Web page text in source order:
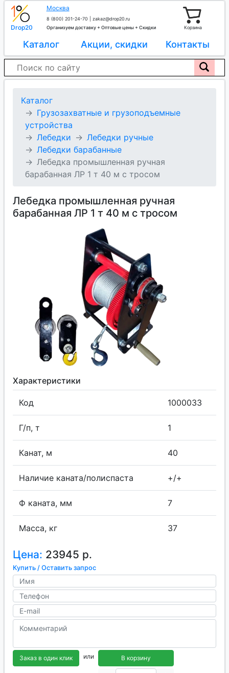
Drop20
Москва
8 (800) 201-24-70
zakaz@drop20.ru
Организуем доставку + Оптовые цены + Скидки
Корзина
Каталог Акции, скидки Контакты
Каталог
Грузозахватные и грузоподъемные
устройства
Лебедки
Лебедки ручные
Лебедки барабанные
Лебедка промышленная ручная
барабанная ЛР 1 т 40 м с тросом
Лебедка промышленная ручная
барабанная ЛР 1 т 40 м с тросом
Характеристики
Код 1000033
Г/п, т 1
Канат, м 40
Наличие каната/полиспаста +/+
Ф каната, мм 7
Масса, кг 37
Цена: 23945 р.
Купить / Оставить запрос
Заказ в один клик или В корзину